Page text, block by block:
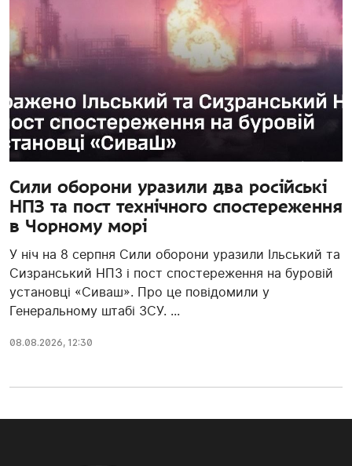
Сили оборони уразили два російські
НПЗ та пост технічного спостереження
в Чорному морі
У ніч на 8 серпня Сили оборони уразили Ільський та
Сизранський НПЗ і пост спостереження на буровій
установці «Сиваш». Про це повідомили у
Генеральному штабі ЗСУ. ...
08.08.2026, 12:30